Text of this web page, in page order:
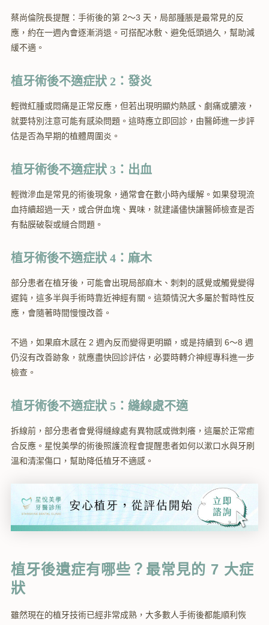
蔡尚倫院長提醒：手術後的第 2～3 天，局部腫脹是最常見的反
應，約在一週內會逐漸消退。可搭配冰敷、避免低頭過久，幫助減
緩不適。
植牙術後不適症狀 2：發炎
輕微紅腫或悶痛是正常反應，但若出現明顯灼熱感、劇痛或膿液，
就要特別注意可能有感染問題。這時應立即回診，由醫師進一步評
估是否為早期的植體周圍炎。
植牙術後不適症狀 3：出血
輕微滲血是常見的術後現象，通常會在數小時內緩解。如果發現流
血持續超過一天，或合併血塊、異味，就建議儘快讓醫師檢查是否
有黏膜破裂或縫合問題。
植牙術後不適症狀 4：麻木
部分患者在植牙後，可能會出現局部麻木、刺刺的感覺或觸覺變得
遲鈍，這多半與手術時靠近神經有關。這類情況大多屬於暫時性反
應，會隨著時間慢慢改善。
不過，如果麻木感在 2 週內反而變得更明顯，或是持續到 6～8 週
仍沒有改善跡象，就應盡快回診評估，必要時轉介神經專科進一步
檢查。
植牙術後不適症狀 5：縫線處不適
拆線前，部分患者會覺得縫線處有異物感或微刺癢，這屬於正常癒
合反應。星悅美學的術後照護流程會提醒患者如何以漱口水與牙刷
溫和清潔傷口，幫助降低植牙不適感。
植牙後遺症有哪些？最常見的 7 大症
狀
雖然現在的植牙技術已經非常成熟，大多數人手術後都能順利恢